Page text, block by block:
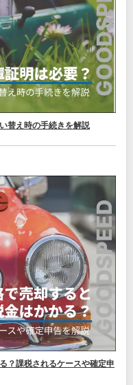
替え時の手続きを解説
？課税されるケースや確定申